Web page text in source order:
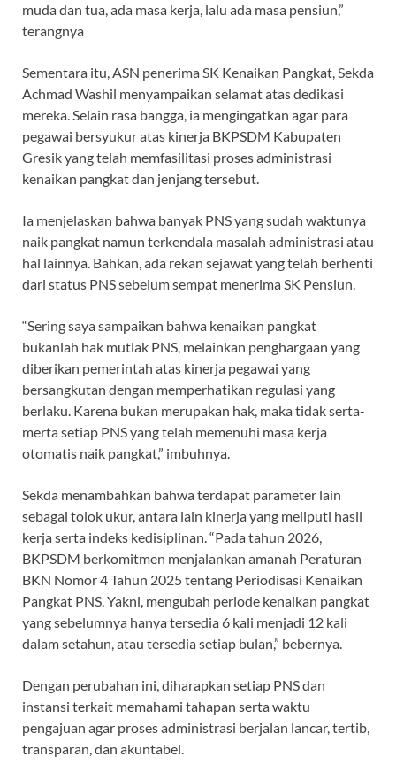
muda dan tua, ada masa kerja, lalu ada masa pensiun,”
terangnya
Sementara itu, ASN penerima SK Kenaikan Pangkat, Sekda
Achmad Washil menyampaikan selamat atas dedikasi
mereka. Selain rasa bangga, ia mengingatkan agar para
pegawai bersyukur atas kinerja BKPSDM Kabupaten
Gresik yang telah memfasilitasi proses administrasi
kenaikan pangkat dan jenjang tersebut.
Ia menjelaskan bahwa banyak PNS yang sudah waktunya
naik pangkat namun terkendala masalah administrasi atau
hal lainnya. Bahkan, ada rekan sejawat yang telah berhenti
dari status PNS sebelum sempat menerima SK Pensiun.
“Sering saya sampaikan bahwa kenaikan pangkat
bukanlah hak mutlak PNS, melainkan penghargaan yang
diberikan pemerintah atas kinerja pegawai yang
bersangkutan dengan memperhatikan regulasi yang
berlaku. Karena bukan merupakan hak, maka tidak serta-
merta setiap PNS yang telah memenuhi masa kerja
otomatis naik pangkat,” imbuhnya.
Sekda menambahkan bahwa terdapat parameter lain
sebagai tolok ukur, antara lain kinerja yang meliputi hasil
kerja serta indeks kedisiplinan. “Pada tahun 2026,
BKPSDM berkomitmen menjalankan amanah Peraturan
BKN Nomor 4 Tahun 2025 tentang Periodisasi Kenaikan
Pangkat PNS. Yakni, mengubah periode kenaikan pangkat
yang sebelumnya hanya tersedia 6 kali menjadi 12 kali
dalam setahun, atau tersedia setiap bulan,” bebernya.
Dengan perubahan ini, diharapkan setiap PNS dan
instansi terkait memahami tahapan serta waktu
pengajuan agar proses administrasi berjalan lancar, tertib,
transparan, dan akuntabel.